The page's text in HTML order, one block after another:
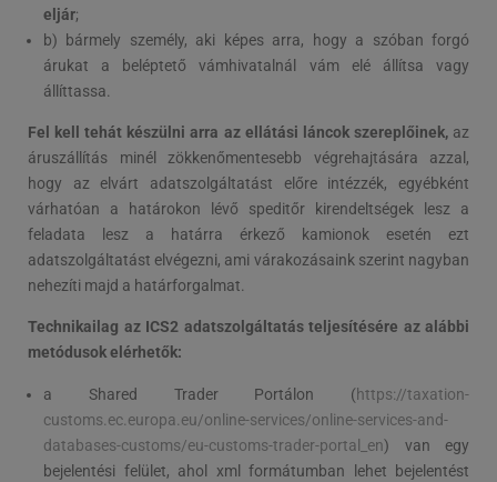
eljár;
b) bármely személy, aki képes arra, hogy a szóban forgó
árukat a beléptető vámhivatalnál vám elé állítsa vagy
állíttassa.
Fel kell tehát készülni arra az ellátási láncok szereplőinek,az
áruszállítás minél zökkenőmentesebb végrehajtására azzal,
hogy az elvárt adatszolgáltatást előre intézzék, egyébként
várhatóan a határokon lévő speditőr kirendeltségek lesz a
feladata lesz a határra érkező kamionok esetén ezt
adatszolgáltatást elvégezni, ami várakozásaink szerint nagyban
nehezíti majd a határforgalmat.
Technikailag az ICS2 adatszolgáltatás teljesítésére az alábbi
metódusok elérhetők:
a Shared Trader Portálon (https://taxation-
customs.ec.europa.eu/online-services/online-services-and-
databases-customs/eu-customs-trader-portal_en) van egy
bejelentési felület, ahol xml formátumban lehet bejelentést